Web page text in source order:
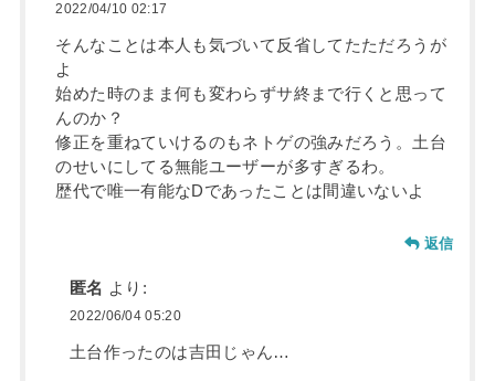
2022/04/10 02:17
そんなことは本人も気づいて反省してたただろうが
よ
始めた時のまま何も変わらずサ終まで行くと思って
んのか？
修正を重ねていけるのもネトゲの強みだろう。土台
のせいにしてる無能ユーザーが多すぎるわ。
歴代で唯一有能なDであったことは間違いないよ
返信
匿名 より:
2022/06/04 05:20
土台作ったのは吉田じゃん…